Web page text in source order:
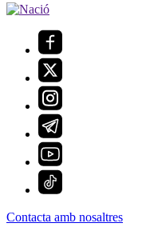
Contacta amb nosaltres